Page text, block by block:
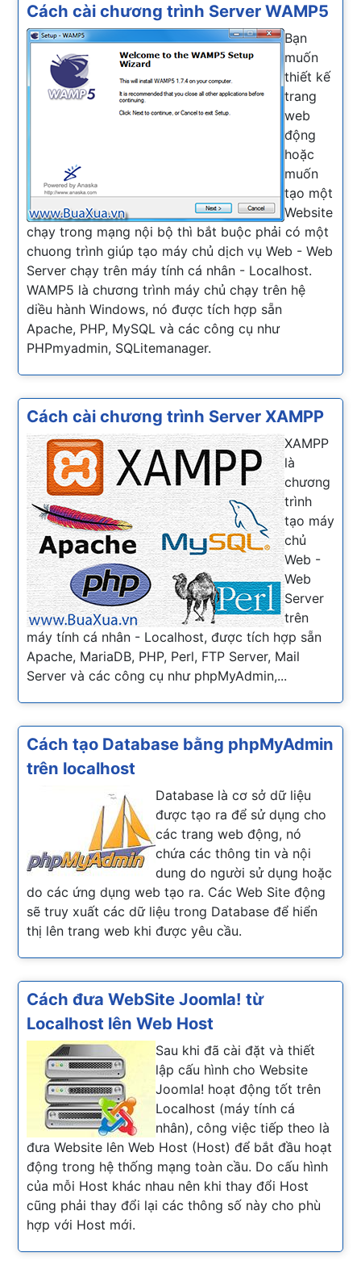
Cách cài chương trình Server WAMP5
Bạn
muốn
thiết kế
trang
web
động
hoặc
muốn
tạo một
Website
chạy trong mạng nội bộ thì bắt buộc phải có một
chuong trình giúp tạo máy chủ dịch vụ Web - Web
Server chạy trên máy tính cá nhân - Localhost.
WAMP5 là chương trình máy chủ chạy trên hệ
diều hành Windows, nó được tích hợp sẵn
Apache, PHP, MySQL và các công cụ như
PHPmyadmin, SQLitemanager.
Cách cài chương trình Server XAMPP
XAMPP
là
chương
trình
tạo máy
chủ
Web -
Web
Server
trên
máy tính cá nhân - Localhost, được tích hợp sẵn
Apache, MariaDB, PHP, Perl, FTP Server, Mail
Server và các công cụ như phpMyAdmin,...
Cách tạo Database bằng phpMyAdmin
trên localhost
Database là cơ sở dữ liệu
được tạo ra để sử dụng cho
các trang web động, nó
chứa các thông tin và nội
dung do người sử dụng hoặc
do các ứng dụng web tạo ra. Các Web Site động
sẽ truy xuất các dữ liệu trong Database để hiển
thị lên trang web khi được yêu cầu.
Cách đưa WebSite Joomla! từ
Localhost lên Web Host
Sau khi đã cài đặt và thiết
lập cấu hình cho Website
Joomla! hoạt động tốt trên
Localhost (máy tính cá
nhân), công việc tiếp theo là
đưa Website lên Web Host (Host) để bắt đầu hoạt
động trong hệ thống mạng toàn cầu. Do cấu hình
của mỗi Host khác nhau nên khi thay đổi Host
cũng phải thay đổi lại các thông số này cho phù
hợp với Host mới.